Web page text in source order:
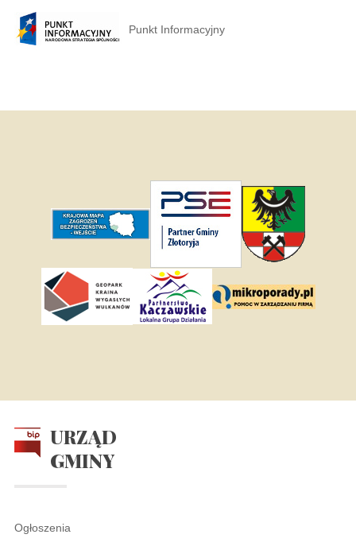
Punkt Informacyjny
URZĄD
GMINY
Ogłoszenia